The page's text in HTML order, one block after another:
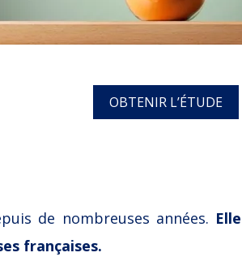
OBTENIR L’ÉTUDE
de nombreuses années.
françaises.